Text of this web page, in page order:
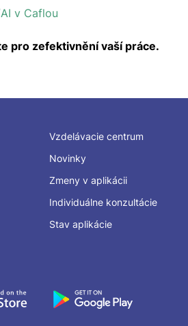
v Caflou
pro zefektivnění vaší práce.
Vzdelávacie centrum
Novinky
Zmeny v aplikácii
Individuálne konzultácie
Stav aplikácie